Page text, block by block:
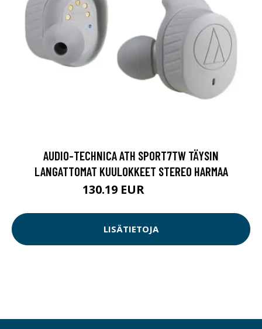
AUDIO-TECHNICA ATH SPORT7TW TÄYSIN
LANGATTOMAT KUULOKKEET STEREO HARMAA
130.19 EUR
LISÄTIETOJA